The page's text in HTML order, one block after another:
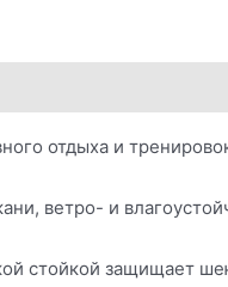
отдыха и
ветро- и
стойкой защищает